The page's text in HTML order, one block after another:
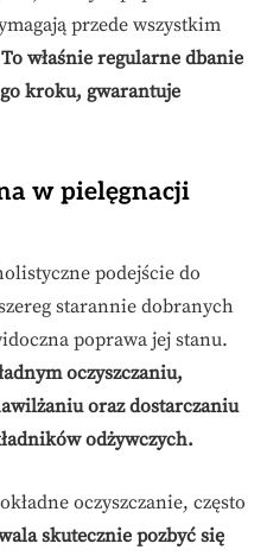
przede wszystkim
To właśnie regularne dbanie
kroku, gwarantuje
w pielęgnacji
podejście do
starannie dobranych
poprawa jej stanu.
oczyszczaniu,
oraz dostarczaniu
odżywczych.
oczyszczanie, często
skutecznie pozbyć się